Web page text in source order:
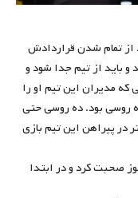
از تمام شدن قراردادش
و باید از تیم جدا شود و
که مدیران این تیم او را
روسی بود. ده روسی حتی
در پیراهن این تیم بازی
صحبت کرد و در ابتدا